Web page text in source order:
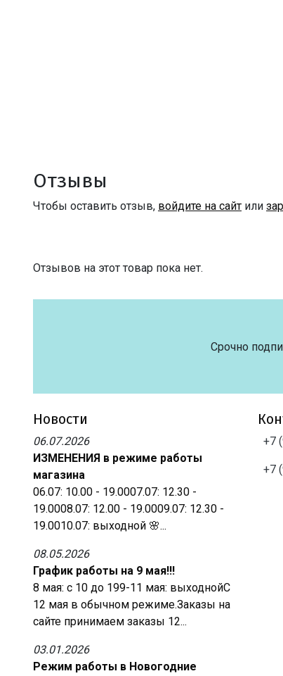
Отзывы
Чтобы оставить отзыв, войдите на сайт или
Отзывов на этот товар пока нет.
Срочно
Новости
06.07.2026
ИЗМЕНЕНИЯ в режиме работы
магазина
06.07: 10.00 - 19.0007.07: 12.30 -
19.0008.07: 12.00 - 19.0009.07: 12.30 -
19.0010.07: выходной 🌸...
08.05.2026
График работы на 9 мая!!!
8 мая: с 10 до 199-11 мая: выходнойС
12 мая в обычном режиме.Заказы на
сайте принимаем заказы 12...
03.01.2026
Режим работы в Новогодние
+7
+7